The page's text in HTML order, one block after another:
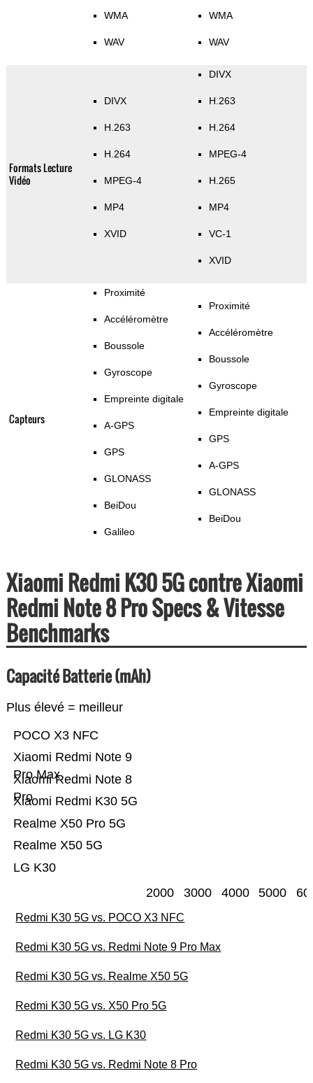
WMA
WAV
WMA
WAV
Formats Lecture
Vidéo
DIVX
H.263
H.264
MPEG-4
MP4
XVID
DIVX
H.263
H.264
MPEG-4
H.265
MP4
VC-1
XVID
Capteurs
Proximité
Accéléromètre
Boussole
Gyroscope
Empreinte digitale
A-GPS
GPS
GLONASS
BeiDou
Galileo
Proximité
Accéléromètre
Boussole
Gyroscope
Empreinte digitale
GPS
A-GPS
GLONASS
BeiDou
Xiaomi Redmi K30 5G contre Xiaomi
Redmi Note 8 Pro Specs & Vitesse
Benchmarks
Capacité Batterie (mAh)
Plus élevé = meilleur
LG K30
Realme X50 5G
Realme X50 Pro 5G
Xiaomi Redmi K30 5G
Xiaomi Redmi Note 8
Pro
Xiaomi Redmi Note 9
Pro Max
POCO X3 NFC
2000 3000 4000 5000
Redmi K30 5G vs. POCO X3 NFC
Redmi K30 5G vs. Redmi Note 9 Pro Max
Redmi K30 5G vs. Realme X50 5G
Redmi K30 5G vs. X50 Pro 5G
Redmi K30 5G vs. LG K30
Redmi K30 5G vs. Redmi Note 8 Pro